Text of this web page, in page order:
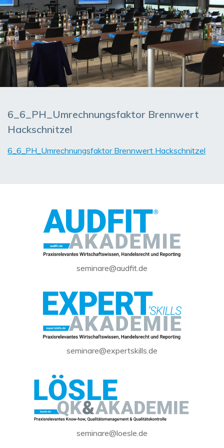
6_6_PH_Umrechnungsfaktor Brennwert
Hackschnitzel
6_6_PH_Umrechnungsfaktor Brennwert Hackschnitzel
seminare@audfit.de
seminare@expertskills.de
seminare@loesle.de